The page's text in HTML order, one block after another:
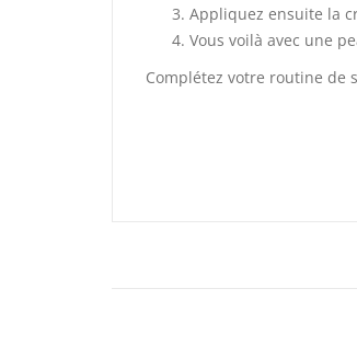
Appliquez ensuite la
Vous voilà avec une
Complétez votre routine de